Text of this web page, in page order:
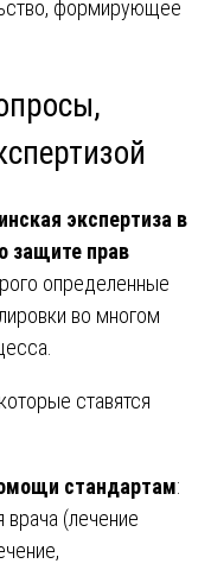
формирующее
экспертиза в
защите прав
определенные
во многом
ставятся
стандартам:
врача (лечение